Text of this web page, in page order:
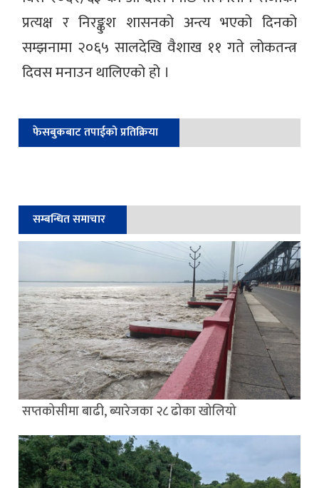
प्रत्यक्ष र निरङ्कुश शासनको अन्त्य भएको दिनको
सम्झनामा २०६५ सालदेखि वैशाख ११ गते लोकतन्त्र
दिवस मनाउन थालिएको हो ।
फेसबुकबाट तपाईको प्रतिक्रिया
सम्बन्धित समाचार
सप्तकोसीमा बाढी, ब्यारेजका २८ ढोका खोलियो